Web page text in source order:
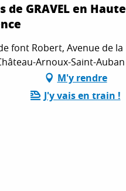
de GRAVEL en
font Robert, Avenue de la
Arnoux-Saint-Auban
M'y rendre
J'y vais en train !